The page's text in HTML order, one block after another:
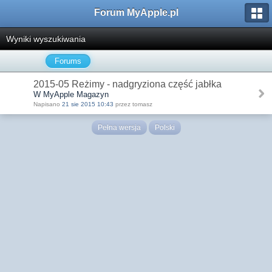
Forum MyApple.pl
Wyniki wyszukiwania
Forums
2015-05 Reżimy - nadgryziona część jabłka
W MyApple Magazyn
Napisano 21 sie 2015 10:43 przez tomasz
Pełna wersja Polski